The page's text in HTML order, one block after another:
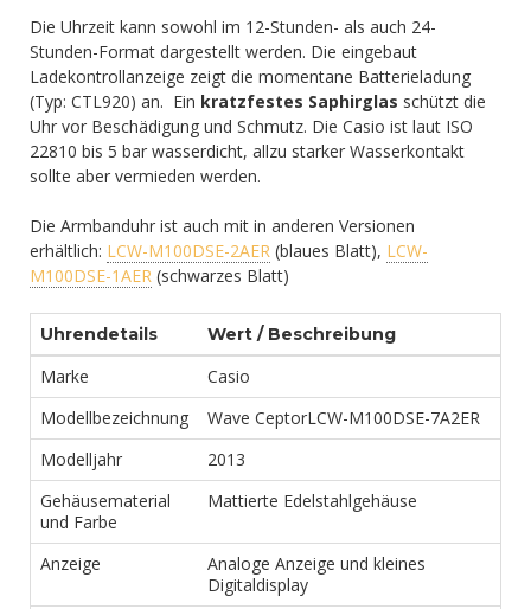
Die Uhrzeit kann sowohl im 12-Stunden- als auch 24-
Stunden-Format dargestellt werden. Die eingebaut
Ladekontrollanzeige zeigt die momentane Batterieladung
(Typ: CTL920) an. Ein kratzfestes Saphirglas schützt die
Uhr vor Beschädigung und Schmutz. Die Casio ist laut ISO
22810 bis 5 bar wasserdicht, allzu starker Wasserkontakt
sollte aber vermieden werden.
Die Armbanduhr ist auch mit in anderen Versionen
erhältlich: LCW-M100DSE-2AER (blaues Blatt), LCW-
M100DSE-1AER (schwarzes Blatt)
Uhrendetails Wert / Beschreibung
Marke
Casio
Modellbezeichnung
Wave CeptorLCW-M100DSE-7A2ER
Modelljahr
2013
Gehäusematerial
und Farbe
Mattierte Edelstahlgehäuse
Anzeige
Analoge Anzeige und kleines
Digitaldisplay